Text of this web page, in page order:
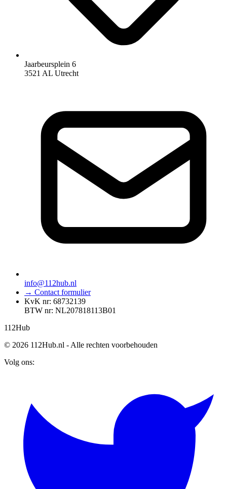
Jaarbeursplein 6
3521 AL Utrecht
info@112hub.nl
→ Contact formulier
KvK nr: 68732139
BTW nr: NL207818113B01
112Hub
© 2026 112Hub.nl - Alle rechten voorbehouden
Volg ons: